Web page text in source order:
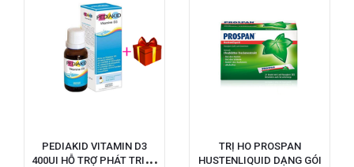
PEDIAKID VITAMIN D3
400UI HỖ TRỢ PHÁT TRIỂN
TRỊ HO PROSPAN
HUSTENLIQUID DẠNG GÓI